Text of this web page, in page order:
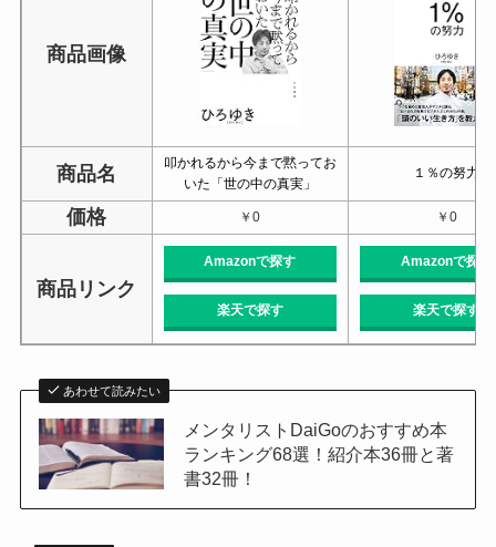
商品画像
商品名
叩かれるから今まで黙ってお
いた「世の中の真実」
１％の努力
価格 ￥0 ￥0
商品リンク
Amazonで探す
楽天で探す
Amazonで探す
楽天で探す
あわせて読みたい
メンタリストDaiGoのおすすめ本
ランキング68選！紹介本36冊と著
書32冊！